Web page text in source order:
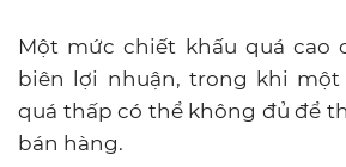
Một mức chiết khấu quá cao
biên lợi nhuận, trong khi
quá thấp có thể không đủ để
bán hàng.